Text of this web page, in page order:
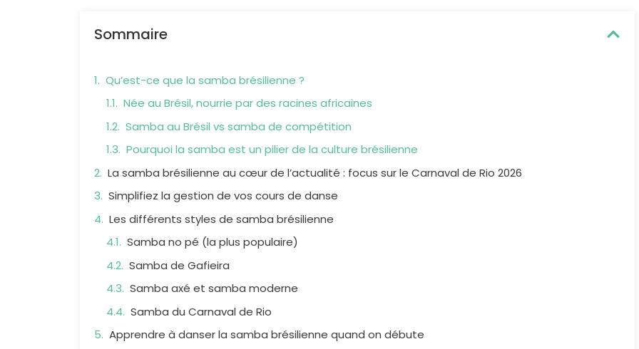
Sommaire
Qu’est-ce que la samba brésilienne ?
Née au Brésil, nourrie par des racines africaines
Samba au Brésil vs samba de compétition
Pourquoi la samba est un pilier de la culture brésilienne
La samba brésilienne au cœur de l’actualité : focus sur le Carnaval de Rio 2026
Simplifiez la gestion de vos cours de danse
Les différents styles de samba brésilienne
Samba no pé (la plus populaire)
Samba de Gafieira
Samba axé et samba moderne
Samba du Carnaval de Rio
Apprendre à danser la samba brésilienne quand on débute